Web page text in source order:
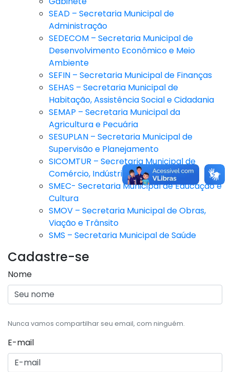
SEAD – Secretaria Municipal de
Administração
SEDECOM – Secretaria Municipal de
Desenvolvimento Econômico e Meio
Ambiente
SEFIN – Secretaria Municipal de Finanças
SEHAS – Secretaria Municipal de
Habitação, Assistência Social e Cidadania
SEMAP – Secretaria Municipal da
Agricultura e Pecuária
SESUPLAN – Secretaria Municipal de
Supervisão e Planejamento
SICOMTUR – Secretaria Municipal de
Comércio, Indústria e Turismo
SMEC- Secretaria Municipal de Educação e
Cultura
SMOV – Secretaria Municipal de Obras,
Viação e Trânsito
SMS – Secretaria Municipal de Saúde
Cadastre-se
Nome
Nunca vamos compartilhar seu email, com ninguém.
E-mail